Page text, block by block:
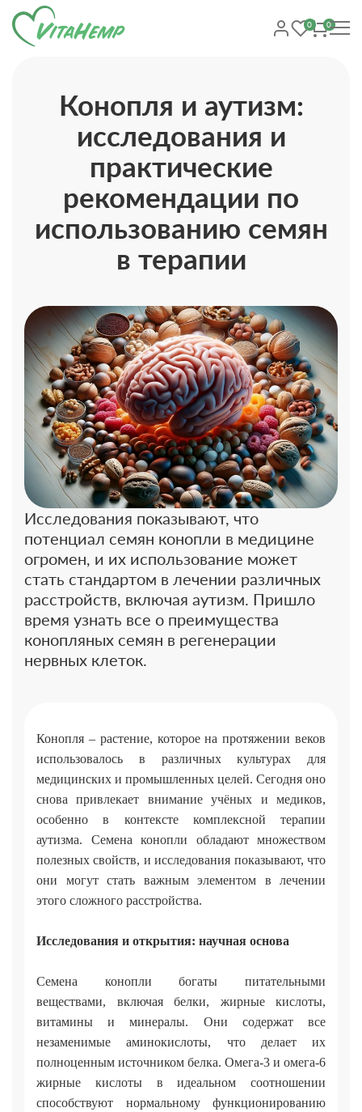
0 0
Конопля и аутизм:
исследования и
практические
рекомендации по
использованию семян
в терапии
Исследования показывают, что
потенциал семян конопли в медицине
огромен, и их использование может
стать стандартом в лечении различных
расстройств, включая аутизм. Пришло
время узнать все о преимущества
конопляных семян в регенерации
нервных клеток.
Конопля – растение, которое на протяжении веков
использовалось в различных культурах для
медицинских и промышленных целей. Сегодня оно
снова привлекает внимание учёных и медиков,
особенно в контексте комплексной терапии
аутизма. Семена конопли обладают множеством
полезных свойств, и исследования показывают, что
они могут стать важным элементом в лечении
этого сложного расстройства.
Исследования и открытия: научная основа
Семена конопли богаты питательными
веществами, включая белки, жирные кислоты,
витамины и минералы. Они содержат все
незаменимые аминокислоты, что делает их
полноценным источником белка. Омега-3 и омега-6
жирные кислоты в идеальном соотношении
способствуют нормальному функционированию